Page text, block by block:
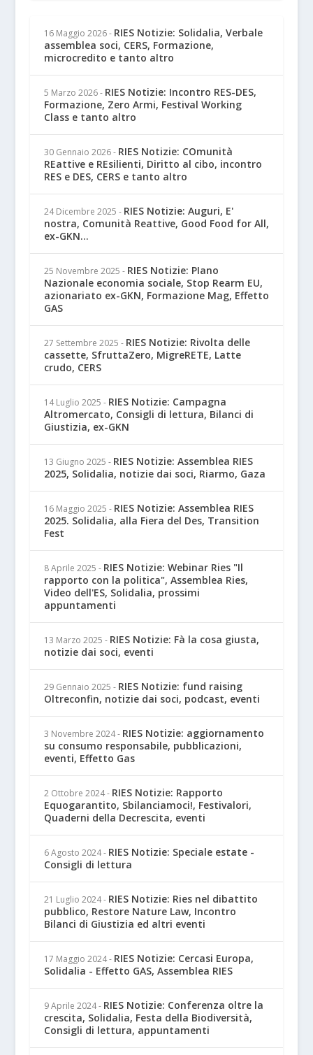
16 Maggio 2026 - RIES Notizie: Solidalia, Verbale
assemblea soci, CERS, Formazione,
microcredito e tanto altro
5 Marzo 2026 - RIES Notizie: Incontro RES-DES,
Formazione, Zero Armi, Festival Working
Class e tanto altro
30 Gennaio 2026 - RIES Notizie: COmunità
REattive e REsilienti, Diritto al cibo, incontro
RES e DES, CERS e tanto altro
24 Dicembre 2025 - RIES Notizie: Auguri, E'
nostra, Comunità Reattive, Good Food for All,
ex-GKN...
25 Novembre 2025 - RIES Notizie: PIano
Nazionale economia sociale, Stop Rearm EU,
azionariato ex-GKN, Formazione Mag, Effetto
GAS
27 Settembre 2025 - RIES Notizie: Rivolta delle
cassette, SfruttaZero, MigreRETE, Latte
crudo, CERS
14 Luglio 2025 - RIES Notizie: Campagna
Altromercato, Consigli di lettura, Bilanci di
Giustizia, ex-GKN
13 Giugno 2025 - RIES Notizie: Assemblea RIES
2025, Solidalia, notizie dai soci, Riarmo, Gaza
16 Maggio 2025 - RIES Notizie: Assemblea RIES
2025. Solidalia, alla Fiera del Des, Transition
Fest
8 Aprile 2025 - RIES Notizie: Webinar Ries "Il
rapporto con la politica", Assemblea Ries,
Video dell'ES, Solidalia, prossimi
appuntamenti
13 Marzo 2025 - RIES Notizie: Fà la cosa giusta,
notizie dai soci, eventi
29 Gennaio 2025 - RIES Notizie: fund raising
Oltreconfin, notizie dai soci, podcast, eventi
3 Novembre 2024 - RIES Notizie: aggiornamento
su consumo responsabile, pubblicazioni,
eventi, Effetto Gas
2 Ottobre 2024 - RIES Notizie: Rapporto
Equogarantito, Sbilanciamoci!, Festivalori,
Quaderni della Decrescita, eventi
6 Agosto 2024 - RIES Notizie: Speciale estate -
Consigli di lettura
21 Luglio 2024 - RIES Notizie: Ries nel dibattito
pubblico, Restore Nature Law, Incontro
Bilanci di Giustizia ed altri eventi
17 Maggio 2024 - RIES Notizie: Cercasi Europa,
Solidalia - Effetto GAS, Assemblea RIES
9 Aprile 2024 - RIES Notizie: Conferenza oltre la
crescita, Solidalia, Festa della Biodiversità,
Consigli di lettura, appuntamenti